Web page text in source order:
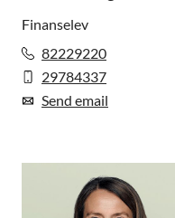
Finanselev
82229220
29784337
Send email